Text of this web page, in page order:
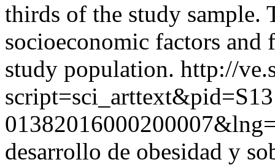
thirds of the study sample.
socioeconomic factors and
study population. http://
desarrollo de obesidad y